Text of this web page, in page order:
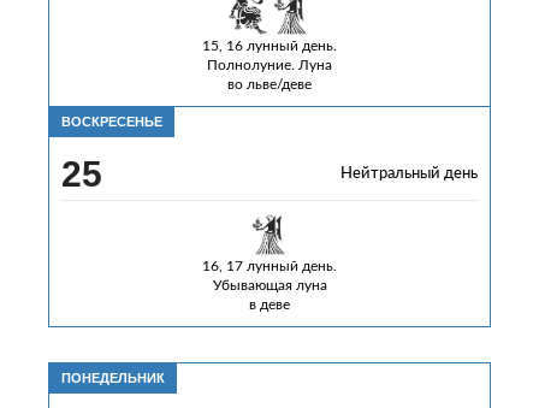
15, 16 лунный день.
Полнолуние. Луна
во льве/деве
ВОСКРЕСЕНЬЕ
25 Нейтральный день
16, 17 лунный день.
Убывающая луна
в деве
ПОНЕДЕЛЬНИК